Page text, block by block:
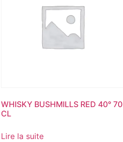
WHISKY BUSHMILLS RED 40° 70
CL
Lire la suite